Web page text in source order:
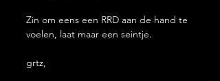
Zin om eens een RRD aan de hand te
voelen, laat maar een seintje.
grtz,